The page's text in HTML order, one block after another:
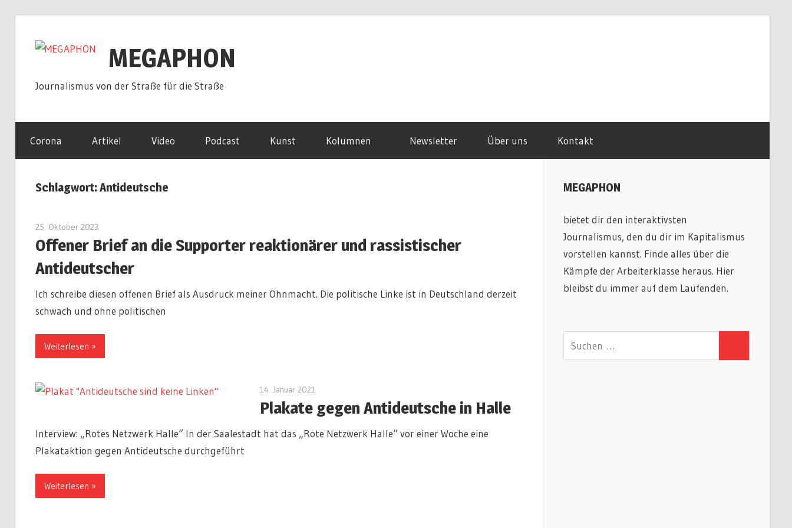
Inhalt
MEGAPHON
Journalismus von der Straße für die Straße
Corona Artikel Video Podcast Kunst Kolumnen Newsletter Über uns Kontakt
Schlagwort:Antideutsche
25. Oktober 2023
Offener Brief an die Supporter reaktionärer und rassistischer
Antideutscher
Ich schreibe diesen offenen Brief als Ausdruck meiner Ohnmacht. Die politische Linke ist in Deutschland derzeit
schwach und ohne politischen
Weiterlesen
14. Januar 2021
Plakate gegen Antideutsche in Halle
Interview: „Rotes Netzwerk Halle“ In der Saalestadt hat das „Rote Netzwerk Halle“ vor einer Woche eine
Plakataktion gegen Antideutsche durchgeführt
Weiterlesen
MEGAPHON
bietet dir den interaktivsten
Journalismus, den du dir im Kapitalismus
vorstellen kannst. Finde alles über die
Kämpfe der Arbeiterklasse heraus. Hier
bleibst du immer auf dem Laufenden.